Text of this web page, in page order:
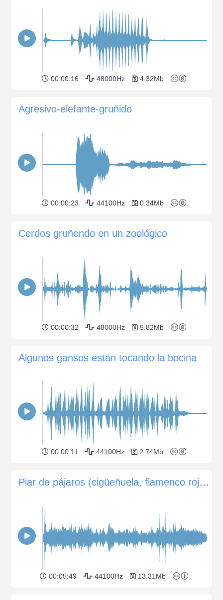
00:00:16 48000Hz 4.32Mb
Agresivo-elefante-gruñido
00:00:23 44100Hz 0.34Mb
Cerdos gruñendo en un zoológico
00:00:32 48000Hz 5.82Mb
Algunos gansos están tocando la bocina
00:00:11 44100Hz 2.74Mb
Piar de pájaros (cigüeñuela, flamenco rojo, garza real, brillante), mugidos de vaca
00:05:49 44100Hz 13.31Mb